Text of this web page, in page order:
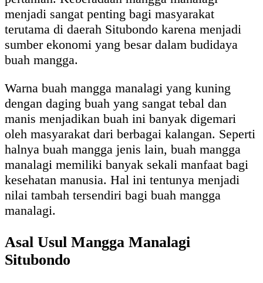
menjadi sangat penting bagi masyarakat
terutama di daerah Situbondo karena menjadi
sumber ekonomi yang besar dalam budidaya
buah mangga.
Warna buah mangga manalagi yang kuning
dengan daging buah yang sangat tebal dan
manis menjadikan buah ini banyak digemari
oleh masyarakat dari berbagai kalangan. Seperti
halnya buah mangga jenis lain, buah mangga
manalagi memiliki banyak sekali manfaat bagi
kesehatan manusia. Hal ini tentunya menjadi
nilai tambah tersendiri bagi buah mangga
manalagi.
Asal Usul Mangga Manalagi
Situbondo